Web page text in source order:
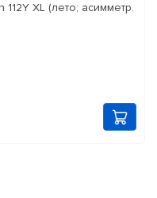
XL (лето; асимметр.